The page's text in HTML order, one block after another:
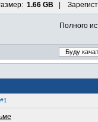
1.66 GB |
Полного